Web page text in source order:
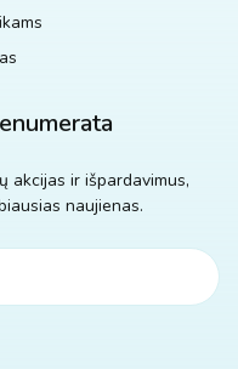
akcijas ir išpardavimus,
naujienas.